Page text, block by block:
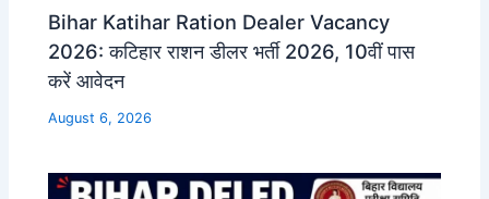
Bihar Katihar Ration Dealer Vacancy
2026: कटिहार राशन डीलर भर्ती 2026, 10वीं पास
करें आवेदन
August 6, 2026